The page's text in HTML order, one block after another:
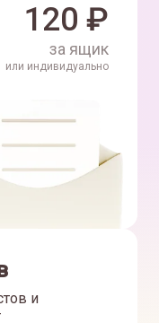
120 ₽
за ящик
или индивидуально
и